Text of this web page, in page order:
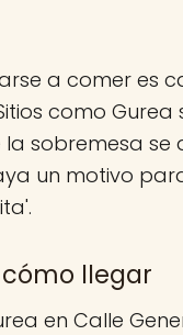
a comer es
como Gurea
sobremesa se
un motivo
llegar
en Calle